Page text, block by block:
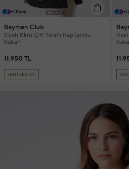
+1 Renk
Beymen Club
Siyah Ekru Çift Taraflı Kapüşonlu
Kaban
11.950 TL
YENİ SEZON
+1